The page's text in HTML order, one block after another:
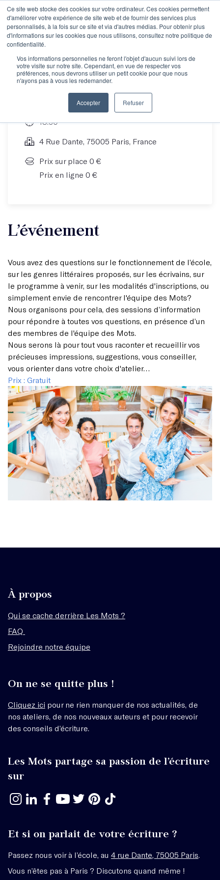
Ce site web stocke des cookies sur votre ordinateur. Ces cookies permettent
d'améliorer votre expérience de site web et de fournir des services plus
personnalisés, à la fois sur ce site et via d'autres médias. Pour obtenir plus
d'informations sur les cookies que nous utilisons, consultez notre politique de
confidentialité.
Vos informations personnelles ne feront l'objet d'aucun suivi lors de
votre visite sur notre site. Cependant, en vue de respecter vos
préférences, nous devrons utiliser un petit cookie pour que nous
n'ayons pas à vous les redemander.
Accepter Refuser
Découvrez Les Mots !
18:30
4 Rue Dante, 75005 Paris, France
Prix sur place 0 €
Prix en ligne 0 €
L’événement
Vous avez des questions sur le fonctionnement de l’école,
sur les genres littéraires proposés, sur les écrivains, sur
le programme à venir, sur les modalités d'inscriptions, ou
simplement envie de rencontrer l'équipe des Mots?
Nous organisons pour cela, des sessions d’information
pour répondre à toutes vos questions, en présence d’un
des membres de l'équipe des Mots.
Nous serons là pour tout vous raconter et recueillir vos
précieuses impressions, suggestions, vous conseiller,
vous orienter dans votre choix d'atelier…
Prix : Gratuit
À propos
Qui se cache derrière Les Mots ?
FAQ
Rejoindre notre équipe
On ne se quitte plus !
Cliquez ici pour ne rien manquer de nos actualités, de
nos ateliers, de nos nouveaux auteurs et pour recevoir
des conseils d’écriture.
Les Mots partage sa passion de l’écriture
sur
Et si on parlait de votre écriture ?
Passez nous voir à l’école, au 4 rue Dante, 75005 Paris
Vous n’êtes pas à Paris ? Discutons quand même !